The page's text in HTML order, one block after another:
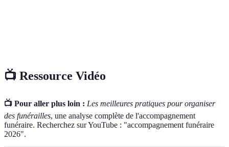
📺 Ressource Vidéo
📺 Pour aller plus loin : Les meilleures pratiques pour organiser
des funérailles, une analyse complète de l'accompagnement
funéraire. Recherchez sur YouTube : "accompagnement funéraire
2026".